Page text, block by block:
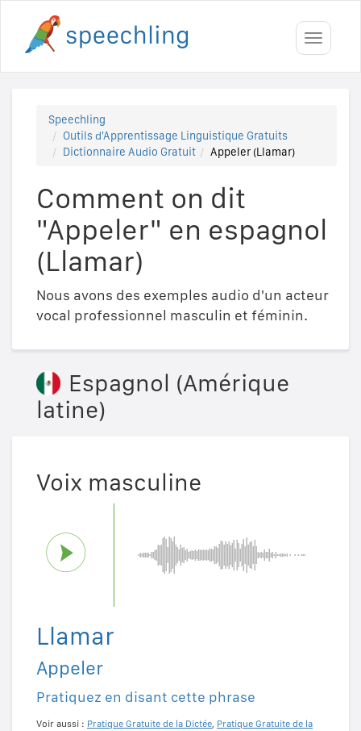
Toggle
Speechling
Outils d'Apprentissage Linguistique Gratuits
Dictionnaire Audio Gratuit
Appeler (Llamar)
Comment on dit
"Appeler" en espagnol
(Llamar)
Nous avons des exemples audio d'un acteur
vocal professionnel masculin et féminin.
Espagnol (Amérique
latine)
Voix masculine
Llamar
Appeler
Pratiquez en disant cette phrase
Voir aussi : Pratique Gratuite de la Dictée, Pratique Gratuite de la